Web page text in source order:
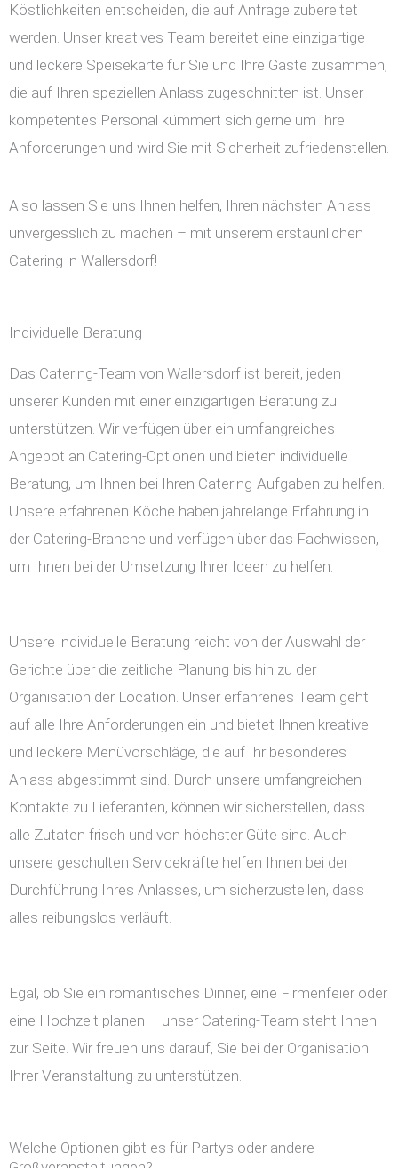
Köstlichkeiten entscheiden, die auf Anfrage zubereitet
werden. Unser kreatives Team bereitet eine einzigartige
und leckere Speisekarte für Sie und Ihre Gäste zusammen,
die auf Ihren speziellen Anlass zugeschnitten ist. Unser
kompetentes Personal kümmert sich gerne um Ihre
Anforderungen und wird Sie mit Sicherheit zufriedenstellen.
Also lassen Sie uns Ihnen helfen, Ihren nächsten Anlass
unvergesslich zu machen – mit unserem erstaunlichen
Catering in Wallersdorf!
Individuelle Beratung
Das Catering-Team von Wallersdorf ist bereit, jeden
unserer Kunden mit einer einzigartigen Beratung zu
unterstützen. Wir verfügen über ein umfangreiches
Angebot an Catering-Optionen und bieten individuelle
Beratung, um Ihnen bei Ihren Catering-Aufgaben zu helfen.
Unsere erfahrenen Köche haben jahrelange Erfahrung in
der Catering-Branche und verfügen über das Fachwissen,
um Ihnen bei der Umsetzung Ihrer Ideen zu helfen.
Unsere individuelle Beratung reicht von der Auswahl der
Gerichte über die zeitliche Planung bis hin zu der
Organisation der Location. Unser erfahrenes Team geht
auf alle Ihre Anforderungen ein und bietet Ihnen kreative
und leckere Menüvorschläge, die auf Ihr besonderes
Anlass abgestimmt sind. Durch unsere umfangreichen
Kontakte zu Lieferanten, können wir sicherstellen, dass
alle Zutaten frisch und von höchster Güte sind. Auch
unsere geschulten Servicekräfte helfen Ihnen bei der
Durchführung Ihres Anlasses, um sicherzustellen, dass
alles reibungslos verläuft.
Egal, ob Sie ein romantisches Dinner, eine Firmenfeier oder
eine Hochzeit planen – unser Catering-Team steht Ihnen
zur Seite. Wir freuen uns darauf, Sie bei der Organisation
Ihrer Veranstaltung zu unterstützen.
Welche Optionen gibt es für Partys oder andere